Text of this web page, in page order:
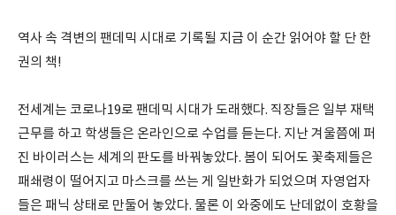
역사 속 격변의 팬데믹 시대로 기록될 지금 이 순간 읽어야 할 단 한
권의 책!
전세계는 코로나19로 팬데믹 시대가 도래했다. 직장들은 일부 재택
근무를 하고 학생들은 온라인으로 수업를 듣는다. 지난 겨울쯤에 퍼
진 바이러스는 세계의 판도를 바꿔놓았다. 봄이 되어도 꽃축제들은
패쇄령이 떨어지고 마스크를 쓰는 게 일반화가 되었으며 자영업자
들은 패닉 상태로 만둘어 놓았다. 물론 이 와중에도 난데없이 호황을